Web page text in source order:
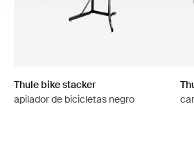
Thule bike stacker
apilador de bicicletas negro